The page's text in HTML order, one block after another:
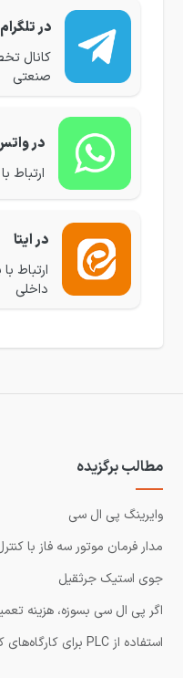
در تلگرام
کانال
صنعتی
در
ارتباط
در ایتا
ارتباط
داخلی
مطالب برگزیده
وایرینگ پی ال سی
مدار فرمان موتور سه فاز با
جوی استیک جرثقیل
اگر پی ال سی بسوزه، هزینه
استفاده از PLC برای کارگاه‌های کوچک چقدر هزینه داره؟